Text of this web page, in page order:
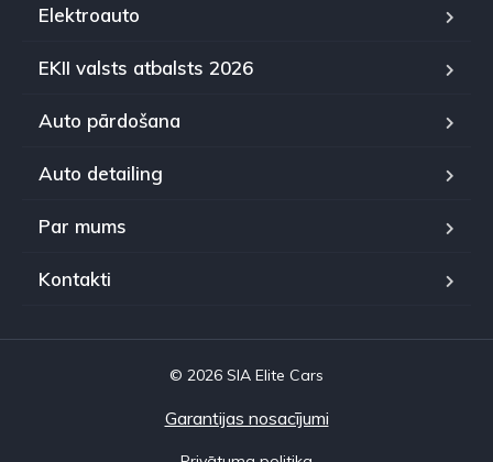
Elektroauto
EKII valsts atbalsts 2026
Auto pārdošana
Auto detailing
Par mums
Kontakti
© 2026 SIA Elite Cars
Garantijas nosacījumi